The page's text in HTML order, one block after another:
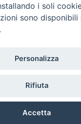
Economato)
i soli
sono
Personalizza
Rifiuta
Accetta